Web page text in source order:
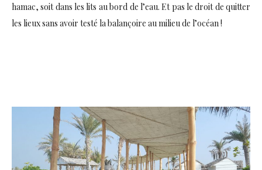
hamac, soit dans les lits au bord de l’eau. Et pas le droit de quitter
les lieux sans avoir testé la balançoire au milieu de l’océan !